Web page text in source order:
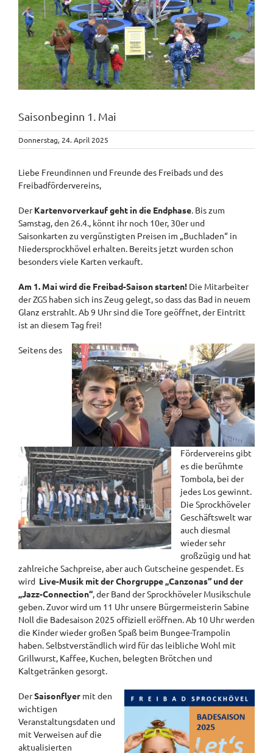
Saisonbeginn 1. Mai
Donnerstag, 24. April 2025
Liebe Freundinnen und Freunde des Freibads und des
Freibadfördervereins,
DerKartenvorverkauf geht in die Endphase. Bis zum
Samstag, den 26.4., könnt ihr noch 10er, 30er und
Saisonkarten zu vergünstigten Preisen im „Buchladen“ in
Niedersprockhövel erhalten. Bereits jetzt wurden schon
besonders viele Karten verkauft.
Am 1. Mai wird die Freibad-Saison starten! Die Mitarbeiter
der ZGS haben sich ins Zeug gelegt, so dass das Bad in neuem
Glanz erstrahlt. Ab 9 Uhr sind die Tore geöffnet, der Eintritt
ist an diesem Tag frei!
Seitens des
Fördervereins gibt
es die berühmte
Tombola, bei der
jedes Los gewinnt.
Die Sprockhöveler
Geschäftswelt war
auch diesmal
wieder sehr
großzügig und hat
zahlreiche Sachpreise, aber auch Gutscheine gespendet. Es
wird Live-Musik mit der Chorgruppe „Canzonas“ und der
„Jazz-Connection“, der Band der Sprockhöveler Musikschule
geben. Zuvor wird um 11 Uhr unsere Bürgermeisterin Sabine
Noll die Badesaison 2025 offiziell eröffnen. Ab 10 Uhr werden
die Kinder wieder großen Spaß beim Bungee-Trampolin
haben. Selbstverständlich wird für das leibliche Wohl mit
Grillwurst, Kaffee, Kuchen, belegten Brötchen und
Kaltgetränken gesorgt.
DerSaisonflyer mit den
wichtigen
Veranstaltungsdaten und
mit Verweisen auf die
aktualisierten